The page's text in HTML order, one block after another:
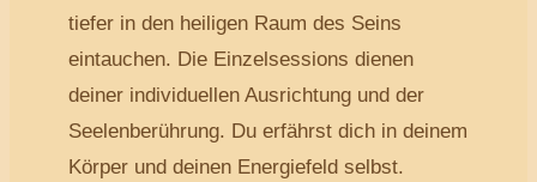
tiefer in den heiligen Raum des Seins
eintauchen. Die Einzelsessions dienen
deiner individuellen Ausrichtung und der
Seelenberührung. Du erfährst dich in deinem
Körper und deinen Energiefeld selbst.